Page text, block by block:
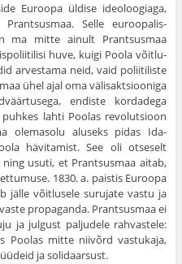
Euroopa üldise ideoloogiaga,
Selle euroopalis-
ma mitte ainult Prantsusmaa
huve, kuigi Poola võitlu­
arvestama neid, vaid poliitiliste
ühel ajal oma välisaktsiooniga
endiste kordadega
lahti Poolas revolutsioon
olemasolu aluseks pidas Ida-
hävitamist. See oli otse­selt
usuti, et Prantsusmaa aitab,
1830. a. paistis Euroopa
jälle võitlusele surujate vastu ja
propaganda. Prantsus­maa ei
ja julgust paljudele rahvastele:
Poolas mitte niivõrd vastukaja,
ja solidaarsust.